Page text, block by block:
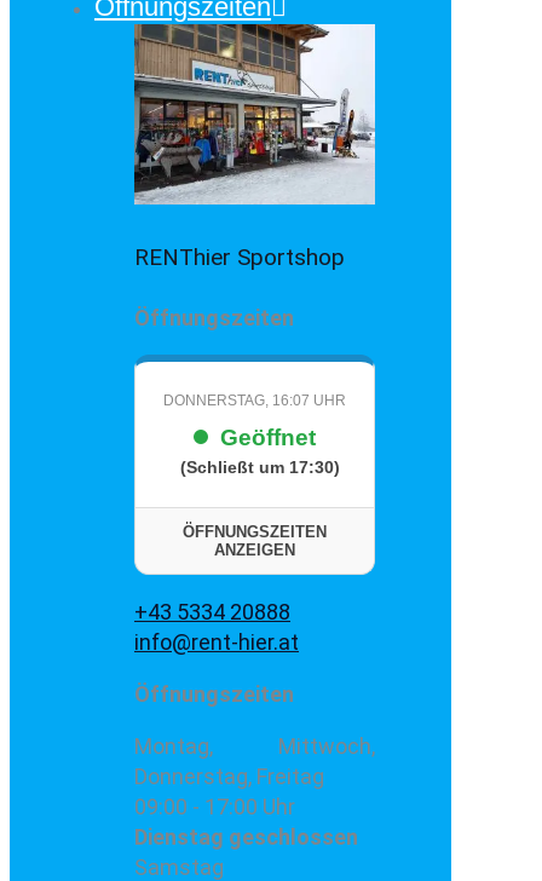
Öffnungszeiten
RENThier Sportshop
Öffnungszeiten
DONNERSTAG, 16:07 UHR
Geöffnet
(Schließt um 17:30)
ÖFFNUNGSZEITEN
ANZEIGEN
+43 5334 20888
info@rent-hier.at
Öffnungszeiten
Montag, Mittwoch,
Donnerstag, Freitag
09:00 - 17:00 Uhr
Dienstag geschlossen
Samstag